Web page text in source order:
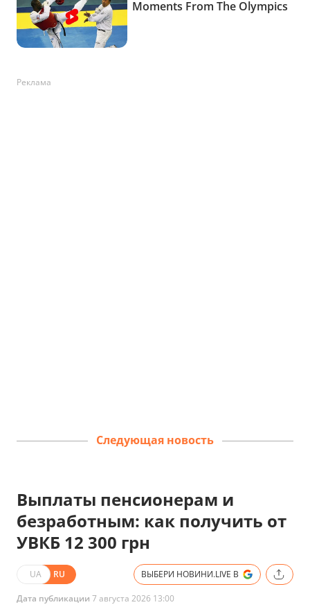
Реклама
Следующая новость
Выплаты пенсионерам и
безработным: как получить от
УВКБ 12 300 грн
UA RU ВЫБЕРИ НОВИНИ.LIVE В
Дата публикации 7 августа 2026 13:00